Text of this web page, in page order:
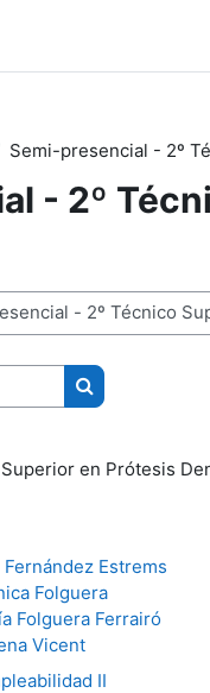
Semi-presencial - 2º
- 2º
Buscar cursos
en Prótesis
Fernández Estrems
Folguera
Folguera Ferrairó
Vicent
II